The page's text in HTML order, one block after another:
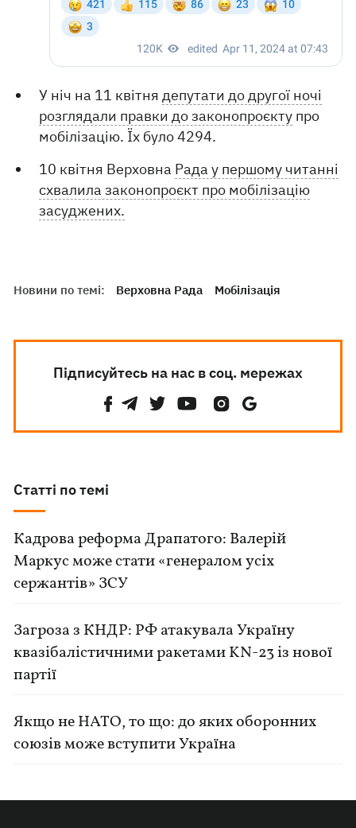
У ніч на 11 квітнядепутати до другої ночі
розглядали правки до законопроєкту про
мобілізацію. Їх було 4294.
10 квітня Верховна Рада у першому читанні
схвалила законопроєкт про мобілізацію
засуджених.
Новини по темі: Верховна Рада Мобілізація
Підписуйтесь на нас в соц. мережах
Статті по темі
Кадрова реформа Драпатого: Валерій
Маркус може стати «генералом усіх
сержантів» ЗСУ
Загроза з КНДР: РФ атакувала Україну
квазібалістичними ракетами KN-23 із нової
партії
Якщо не НАТО, то що: до яких оборонних
союзів може вступити Україна